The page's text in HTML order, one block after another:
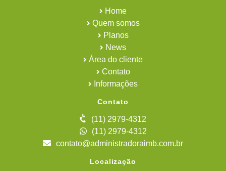
Home
Quem somos
Planos
News
Área do cliente
Contato
Informações
Contato
(11) 2979-4312
(11) 2979-4312
contato@administradoraimb.com.br
Localização